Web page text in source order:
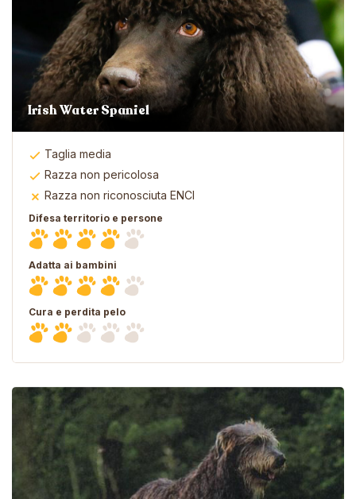
Irish Water Spaniel
Taglia media
Razza non pericolosa
Razza non riconosciuta ENCI
Difesa territorio e persone
Adatta ai bambini
Cura e perdita pelo